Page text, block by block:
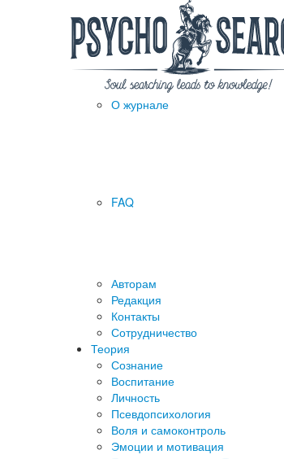
О журнале
FAQ
Авторам
Редакция
­Контакты
Сотрудничество
Теория
Сознание
Воспитание
Личность
Псевдопсихология
Воля и самоконтроль
Эмоции и мотивация